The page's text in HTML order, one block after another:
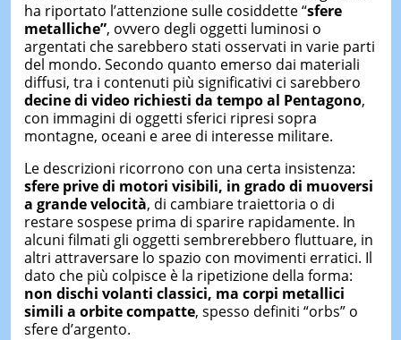
ha riportato l’attenzione sulle cosiddette “sfere
metalliche”, ovvero degli oggetti luminosi o
argentati che sarebbero stati osservati in varie parti
del mondo. Secondo quanto emerso dai materiali
diffusi, tra i contenuti più significativi ci sarebbero
decine di video richiesti da tempo al Pentagono,
con immagini di oggetti sferici ripresi sopra
montagne, oceani e aree di interesse militare.
Le descrizioni ricorrono con una certa insistenza:
sfere prive di motori visibili, in gradodi muoversi
a grande velocità, di cambiare traiettoria o di
restare sospese prima di sparire rapidamente. In
alcuni filmati gli oggetti sembrerebbero fluttuare, in
altri attraversare lo spazio con movimenti erratici. Il
dato che più colpisce è la ripetizione della forma:
non dischi volanti classici, ma corpi metallici
simili a orbite compatte, spesso definiti “orbs” o
sfere d’argento.